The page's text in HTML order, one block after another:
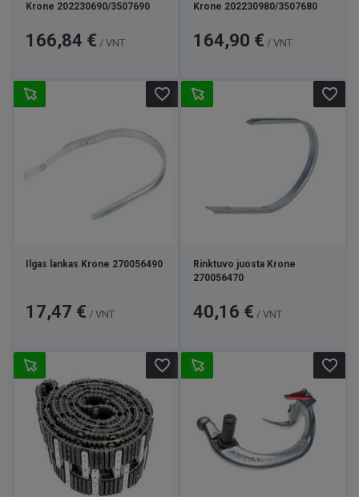
Krone 202230690/3507690
Kaina
166,84 € / VNT
Krone 202230980/3507680
Kaina
164,90 € / VNT
Ilgas lankas Krone 270056490
Kaina
17,47 € / VNT
favorite_border
Rinktuvo juosta Krone
270056470
Kaina
40,16 € / VNT
favorite_border
favorite_border favorite_border